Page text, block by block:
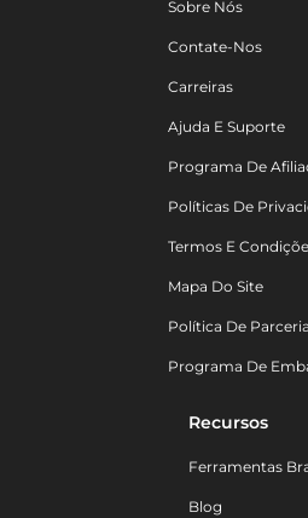
Sobre Nós
Contate-Nos
Carreiras
Ajuda E Suporte
Programa De
Políticas De
Termos E
Mapa Do Site
Política De Parceria
Programa De
Recursos
Ferramentas
Blog